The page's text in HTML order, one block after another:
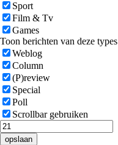
Sport
Film & Tv
Games
Toon berichten van deze types
Weblog
Column
(P)review
Special
Poll
Scrollbar gebruiken
opslaan